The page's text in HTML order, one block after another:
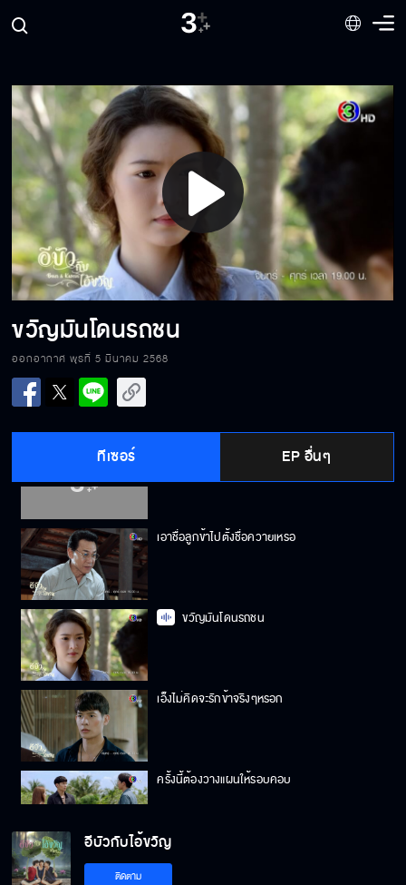
Play
Video
ขวัญมันโดนรถชน
ออกอากาศ พุธที่ 5 มีนาคม 2568
ทีเซอร์ EP อื่นๆ
เอ็งมาจีบน้องสาวข้า
ตัวตามหาคนในรูปนี้ที
ทำแบบนี้มันชักศึกเข้าบ้านแล้ว
เอาชื่อลูกข้าไปตั้งชื่อควายเหรอ
ขวัญมันโดนรถชน
เอ็งไม่คิดจะรักข้าจริงๆหรอก
ครั้งนี้ต้องวางแผนให้รอบคอบ
อย่าขยับ ไม่งั้นยิง
อีบัวกับไอ้ขวัญ
ติดตาม